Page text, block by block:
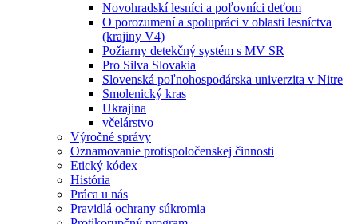
Novohradskí lesníci a poľovníci deťom
O porozumení a spolupráci v oblasti lesníctva
(krajiny V4)
Požiarny detekčný systém s MV SR
Pro Silva Slovakia
Slovenská poľnohospodárska univerzita v Nitre
Smolenický kras
Ukrajina
včelárstvo
Výročné správy
Oznamovanie protispoločenskej činnosti
Etický kódex
História
Práca u nás
Pravidlá ochrany súkromia